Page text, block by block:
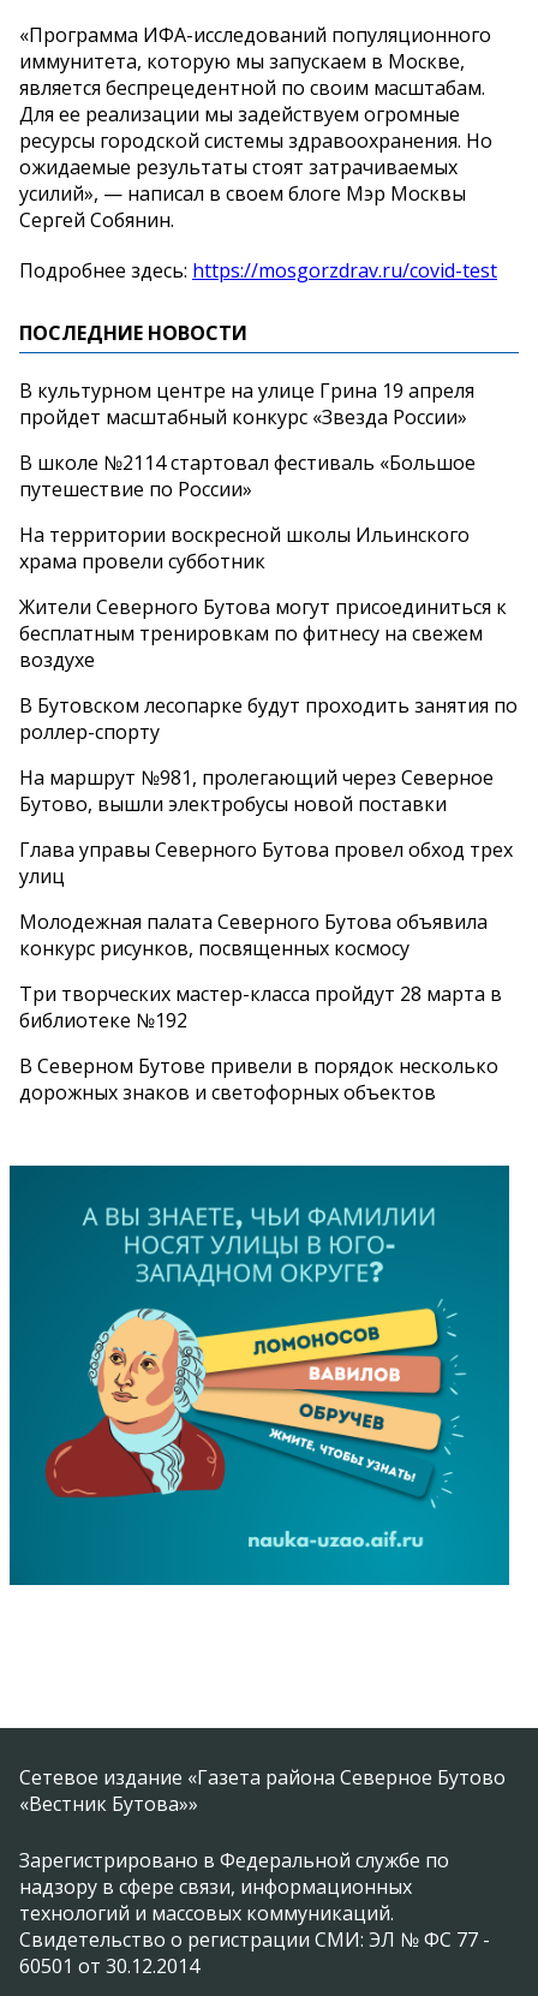
«Программа ИФА-исследований популяционного
иммунитета, которую мы запускаем в Москве,
является беспрецедентной по своим масштабам.
Для ее реализации мы задействуем огромные
ресурсы городской системы здравоохранения. Но
ожидаемые результаты стоят затрачиваемых
усилий», — написал в своем блоге Мэр Москвы
Сергей Собянин.
Подробнее здесь: https://mosgorzdrav.ru/covid-test
ПОСЛЕДНИЕ НОВОСТИ
В культурном центре на улице Грина 19 апреля
пройдет масштабный конкурс «Звезда России»
В школе №2114 стартовал фестиваль «Большое
путешествие по России»
На территории воскресной школы Ильинского
храма провели субботник
Жители Северного Бутова могут присоединиться к
бесплатным тренировкам по фитнесу на свежем
воздухе
В Бутовском лесопарке будут проходить занятия по
роллер-спорту
На маршрут №981, пролегающий через Северное
Бутово, вышли электробусы новой поставки
Глава управы Северного Бутова провел обход трех
улиц
Молодежная палата Северного Бутова объявила
конкурс рисунков, посвященных космосу
Три творческих мастер-класса пройдут 28 марта в
библиотеке №192
В Северном Бутове привели в порядок несколько
дорожных знаков и светофорных объектов
Сетевое издание «Газета района Северное Бутово
«Вестник Бутова»»
Зарегистрировано в Федеральной службе по
надзору в сфере связи, информационных
технологий и массовых коммуникаций.
Свидетельство о регистрации СМИ: ЭЛ № ФС 77 -
60501 от 30.12.2014